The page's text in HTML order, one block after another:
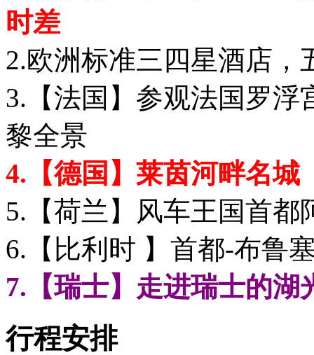
时差
2.欧洲标准三四星酒店，
3.【法国】参观法国罗
黎全景
4.【德国】莱茵河畔名城
5.【荷兰】风车王国首都
6.【比利时 】首都-布鲁
7.【瑞士】走进瑞士的湖
行程安排